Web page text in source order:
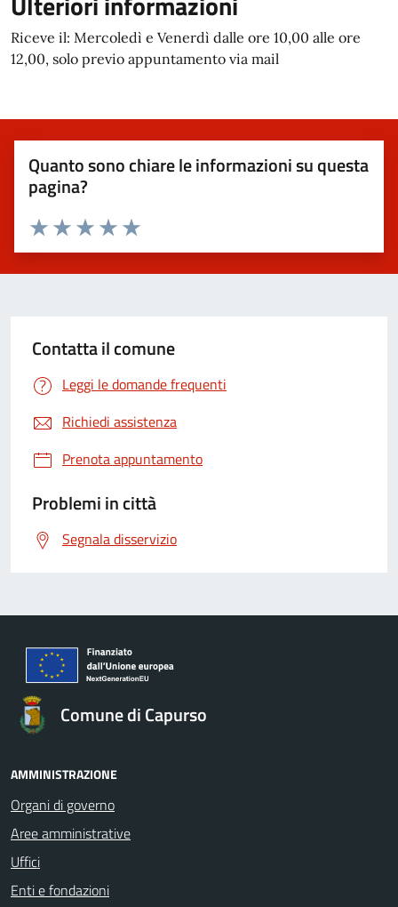
Riceve il: Mercoledì e Venerdì dalle ore 10,00 alle ore
12,00, solo previo appuntamento via mail
Quanto sono chiare le informazioni su questa
pagina?
Valuta 5 stelle su 5
Valuta 4 stelle su 5
Valuta 3 stelle su 5
Valuta 2 stelle su 5
Valuta 1 stelle su 5
Contatta il comune
Leggi le domande frequenti
Richiedi assistenza
Prenota appuntamento
Problemi in città
Segnala disservizio
Comune di Capurso
AMMINISTRAZIONE
Organi di governo
Aree amministrative
Uffici
Enti e fondazioni